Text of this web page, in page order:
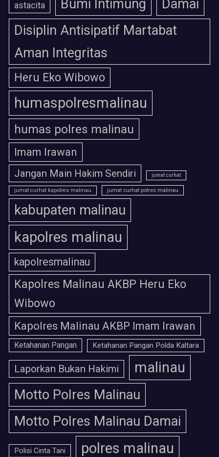
astacita Bumi Intimung
Damai
Disiplin Antisipatif Martabat
Aman Integritas
Heru Eko Wibowo
humaspolresmalinau
humas polres malinau
Imam Irawan
Jangan Main Hakim Sendiri jumat curhat
jumat curhat kapolres malinau jumat curhat polres malinau
kabupaten malinau
kapolres malinau
kapolresmalinau
Kapolres Malinau AKBP Heru Eko
Wibowo
Kapolres Malinau AKBP Imam Irawan
Ketahanan Pangan Ketahanan Pangan Polda Kaltara
Laporkan Bukan Hakimi malinau
Motto Polres Malinau
Motto Polres Malinau Damai
Polisi Cinta Tani polres malinau